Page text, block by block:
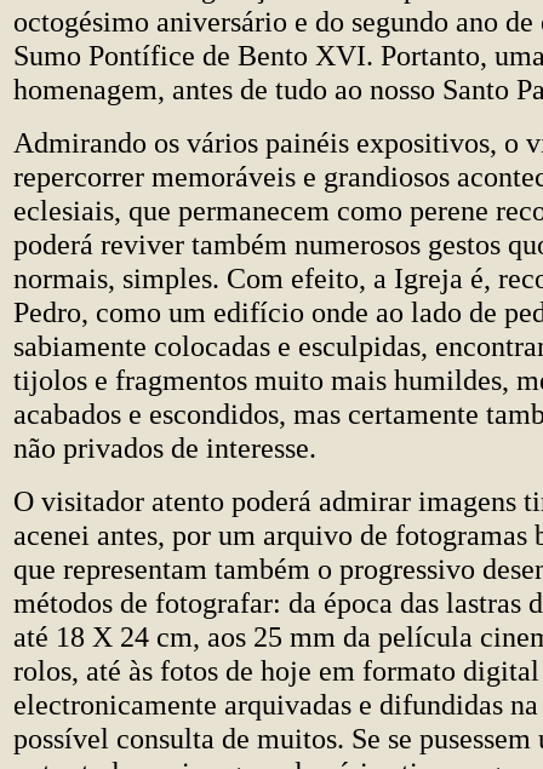
octogésimo aniversário e do segundo ano
Sumo Pontífice de Bento XVI. Portanto,
homenagem, antes de tudo ao nosso Santo
Admirando os vários painéis expositivos, o
repercorrer memoráveis e grandiosos
eclesiais, que permanecem como perene
poderá reviver também numerosos gestos
normais, simples. Com efeito, a Igreja é,
Pedro, como um edifício onde ao lado de
sabiamente colocadas e esculpidas,
tijolos e fragmentos muito mais humildes,
acabados e escondidos, mas certamente
não privados de interesse.
O visitador atento poderá admirar imagens
acenei antes, por um arquivo de fotogramas
que representam também o progressivo
métodos de fotografar: da época das lastras
até 18 X 24 cm, aos 25 mm da película
rolos, até às fotos de hoje em formato digital
electronicamente arquivadas e difundidas
possível consulta de muitos. Se se pusessem